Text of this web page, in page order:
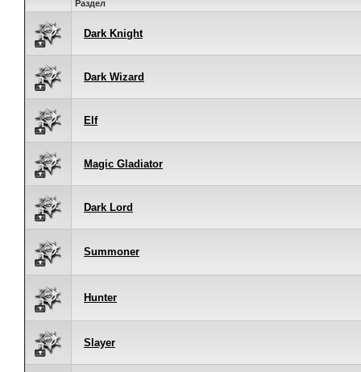
Раздел
Dark Knight
Dark Wizard
Elf
Magic Gladiator
Dark Lord
Summoner
Hunter
Slayer